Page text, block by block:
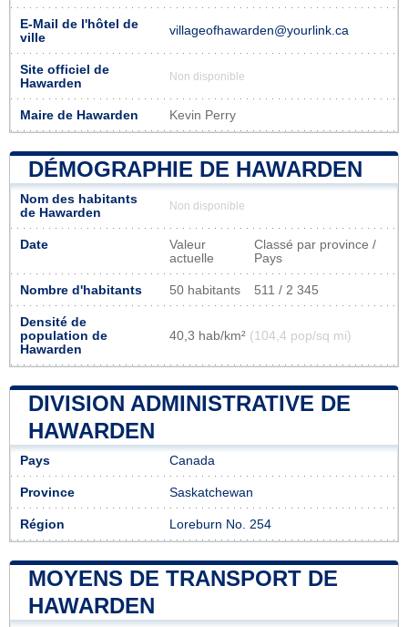
E-Mail de l'hôtel de
ville
villageofhawarden@yourlink.ca
Site officiel de
Hawarden
Non disponible
Maire de Hawarden Kevin Perry
DÉMOGRAPHIE DE HAWARDEN
Nom des habitants
de Hawarden
Non disponible
Date
Valeur
actuelle
Classé par province /
Pays
Nombre d'habitants 50 habitants 511 / 2 345
Densité de
population de
Hawarden
40,3 hab/km² (104,4 pop/sq mi)
DIVISION ADMINISTRATIVE DE
HAWARDEN
Pays Canada
Province Saskatchewan
Région Loreburn No. 254
MOYENS DE TRANSPORT DE
HAWARDEN